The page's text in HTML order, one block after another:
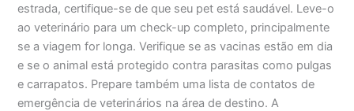
estrada, certifique-se de que seu pet está saudável. Leve-o
ao veterinário para um check-up completo, principalmente
se a viagem for longa. Verifique se as vacinas estão em dia
e se o animal está protegido contra parasitas como pulgas
e carrapatos. Prepare também uma lista de contatos de
emergência de veterinários na área de destino. A